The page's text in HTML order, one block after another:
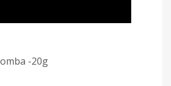
-20g